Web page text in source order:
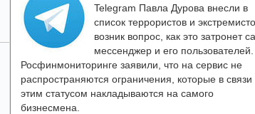
Telegram Павла Дурова внесли в
список террористов и
возник вопрос, как это затронет
мессенджер и его
Росфинмониторинге заявили, что на сервис не
распространяются ограничения, которые в связи
этим статусом накладываются на самого
бизнесмена.